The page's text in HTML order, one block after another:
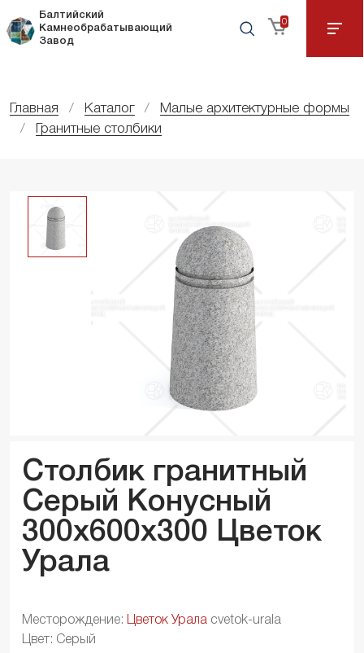
Балтийский
Камнеобрабатывающий
Завод
0
Главная Каталог
Малые архитектурные формы
Гранитные столбики
Столбик гранитный
Серый Конусный
300x600x300 Цветок
Урала
Месторождение: Цветок Урала cvetok-urala
Цвет: Серый